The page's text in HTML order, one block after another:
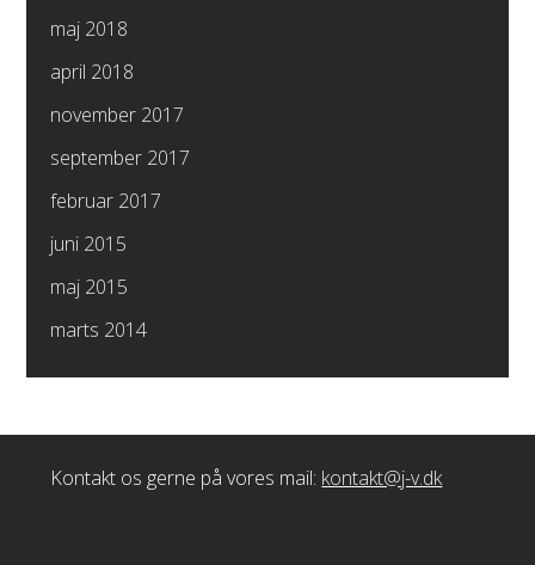
maj 2018
april 2018
november 2017
september 2017
februar 2017
juni 2015
maj 2015
marts 2014
Kontakt os gerne på vores mail: kontakt@j-v.dk